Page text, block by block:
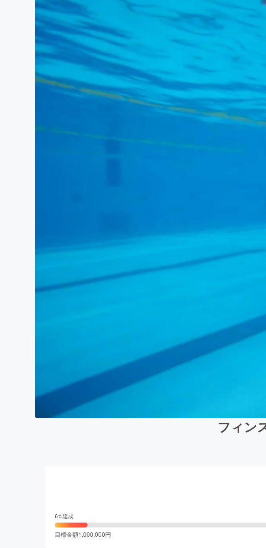
フィン
6%達成
目標金額1,000,000円